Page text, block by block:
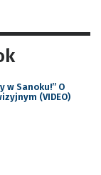
w Sanoku!” O
(VIDEO)